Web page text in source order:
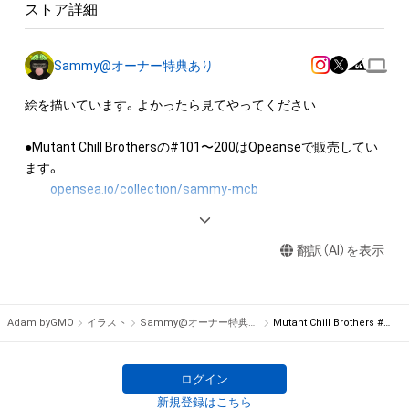
する
など）を作成する
アイテムに関する注意事項
ロゴ等を含みますがこれらに限られません。)にかかる知的財産
権(著作権、特許権、実用新案権、商標権、意匠権その他の知的財
産権(それらの権利を取得し、又はそれらの権利につき登録等を
作権を有する方、著作隣接権の権利者またはその管理委託を受
けている者によって保護されています。そのため、本アイテム
の管理委託を受けている者からの事前の同意なしに、上記の「本
権を侵害するおそれのある行為(改変、公開、配布、逆コンパイ
ル、リバースエンジニアリングを含みますが、これに限定されま
ストア詳細
Sammy@オーナー特典あり
絵を描いています。よかったら見てやってください
●Mutant Chill Brothersの#101〜200はOpeanseで販売してい
ます。
opensea.io/collection/sammy-mcb
LINEのオープンチャットにてAdambyGMOで販売する作品の先
させていただきます。
コロナが世界規模で猛威を振るう中、日本でも緊急事態宣言が
発足された2020年4月。
翻訳（AI）を表示
Adam byGMO イラスト Sammy@オーナー特典あり Mutant Chill Brothers #017
ログイン
新規登録はこちら